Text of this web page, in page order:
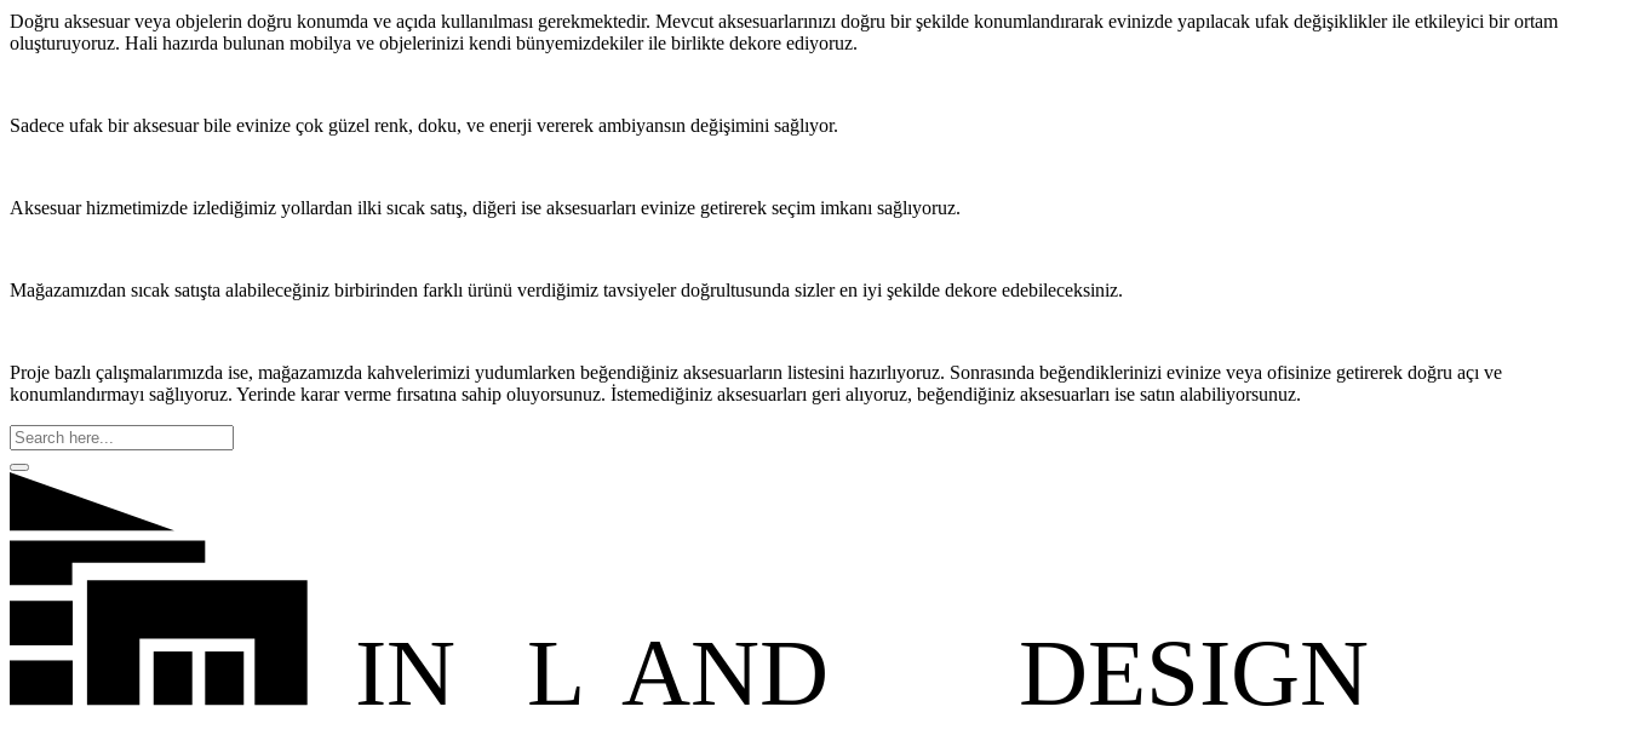
Doğru aksesuar veya objelerin doğru konumda ve açıda kullanılması gerekmektedir. Mevcut aksesuarlarınızı doğru bir şekilde konumlandırarak evinizde yapılacak ufak değişiklikler ile etkileyici bir ortam
oluşturuyoruz. Hali hazırda bulunan mobilya ve objelerinizi kendi bünyemizdekiler ile birlikte dekore ediyoruz.
Sadece ufak bir aksesuar bile evinize çok güzel renk, doku, ve enerji vererek ambiyansın değişimini sağlıyor.
Aksesuar hizmetimizde izlediğimiz yollardan ilki sıcak satış, diğeri ise aksesuarları evinize getirerek seçim imkanı sağlıyoruz.
Mağazamızdan sıcak satışta alabileceğiniz birbirinden farklı ürünü verdiğimiz tavsiyeler doğrultusunda sizler en iyi şekilde dekore edebileceksiniz.
Proje bazlı çalışmalarımızda ise, mağazamızda kahvelerimizi yudumlarken beğendiğiniz aksesuarların listesini hazırlıyoruz. Sonrasında beğendiklerinizi evinize veya ofisinize getirerek doğru açı ve
konumlandırmayı sağlıyoruz. Yerinde karar verme fırsatına sahip oluyorsunuz. İstemediğiniz aksesuarları geri alıyoruz, beğendiğiniz aksesuarları ise satın alabiliyorsunuz.
IN L AND DESIGN